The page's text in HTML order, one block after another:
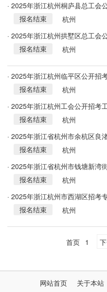
· 2025年浙江杭州桐庐县总工会
人公告报名结束
杭州
· 2025年浙江杭州拱墅区总工会
人公告报名结束
杭州
· 2025年浙江杭州临平区公开招
报名结束
杭州
· 2025年浙江杭州工会公开招考
报名结束
杭州
· 2025年浙江省杭州市余杭区良
村务工作者公告
报名结束
杭州
· 2025年浙江省杭州市钱塘新湾
务工作者3人公告
报名结束
杭州
· 2025年浙江杭州市西湖区招考
职党务工作者62人公告
报名结束
杭州
首页 1
网站首页 关于本站